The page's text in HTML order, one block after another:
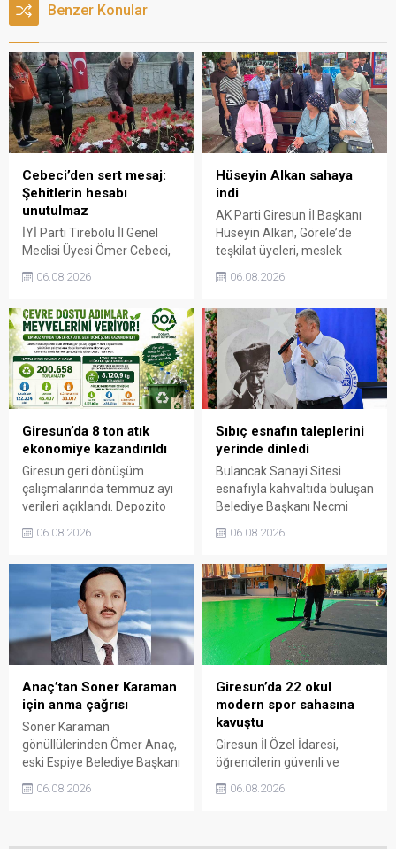
Benzer Konular
Cebeci’den sert mesaj:
Şehitlerin hesabı
unutulmaz
İYİ Parti Tirebolu İl Genel
Meclisi Üyesi Ömer Cebeci,
Cemiyeti’nin Milli Mücadele
çekti. Cebeci, Giresun’un
bağımsızlık mücadelesinde
üstlendiği tarihi
sorumluluğun gelecek
nesillere doğru anlatılması
gerektiğini söyledi.
06.08.2026
Hüseyin Alkan sahaya
indi
AK Parti Giresun İl Başkanı
Hüseyin Alkan, Görele’de
teşkilat üyeleri, meslek
gelerek talep ve beklentileri
06.08.2026
Giresun’da 8 ton atık
ekonomiye kazandırıldı
Giresun geri dönüşüm
çalışmalarında temmuz ayı
verileri açıklandı. Depozito
uygulamasına destek veren
ambalajın çöpe gitmesini
06.08.2026
Sıbıç esnafın taleplerini
yerinde dinledi
Bulancak Sanayi Sitesi
esnafıyla kahvaltıda buluşan
Belediye Başkanı Necmi
planlanan çalışmaları
da yaşadığı sorunları ve
beklentilerini doğrudan
Başkan Sıbıç’a aktardı.
06.08.2026
Anaç’tan Soner Karaman
için anma çağrısı
Soner Karaman
gönüllülerinden Ömer Anaç,
eski Espiye Belediye Başkanı
34’üncü yılı dolayısıyla
06.08.2026
Giresun’da 22 okul
modern spor sahasına
kavuştu
Giresun İl Özel İdaresi,
öğrencilerin güvenli ve
yapabilmesi amacıyla 22
06.08.2026